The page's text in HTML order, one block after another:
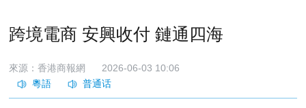
跨境電商 安興收付 鏈通四海
來源：香港商報網 2026-06-03 10:06